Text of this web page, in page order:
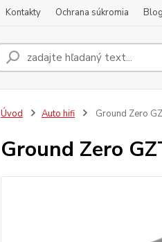
Kontakty Ochrana súkromia Blog
Úvod Auto hifi Ground Zero
Ground Zero